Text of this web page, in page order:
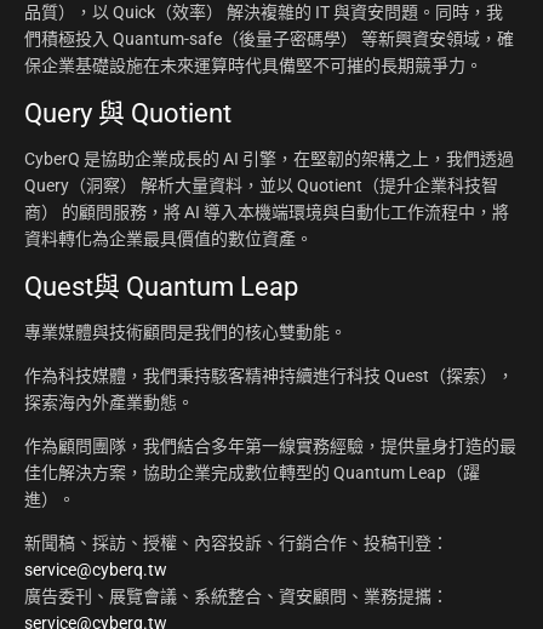
品質），以 Quick（效率） 解決複雜的 IT 與資安問題。同時，我
們積極投入 Quantum-safe（後量子密碼學） 等新興資安領域，確
保企業基礎設施在未來運算時代具備堅不可摧的長期競爭力。
Query 與 Quotient
CyberQ 是協助企業成長的 AI 引擎，在堅韌的架構之上，我們透過
Query（洞察） 解析大量資料，並以 Quotient（提升企業科技智
商） 的顧問服務，將 AI 導入本機端環境與自動化工作流程中，將
資料轉化為企業最具價值的數位資產。
Quest與 Quantum Leap
專業媒體與技術顧問是我們的核心雙動能。
作為科技媒體，我們秉持駭客精神持續進行科技 Quest（探索），
探索海內外產業動態。
作為顧問團隊，我們結合多年第一線實務經驗，提供量身打造的最
佳化解決方案，協助企業完成數位轉型的 Quantum Leap（躍
進）。
新聞稿、採訪、授權、內容投訴、行銷合作、投稿刊登：
service@cyberq.tw
廣告委刊、展覽會議、系統整合、資安顧問、業務提攜：
service@cyberq.tw